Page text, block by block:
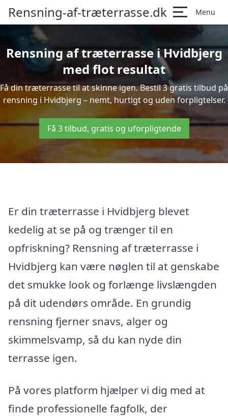
Rensning-af-træterrasse.dk Menu
Rensning af træterrasse i Hvidbjerg
med flot resultat
Få din træterrasse til at skinne igen. Bestil 3 gratis tilbud på
rensning i Hvidbjerg – nemt, hurtigt og uden forpligtelser.
Få 3 tilbud, gratis og uforpligtende
Er din træterrasse i Hvidbjerg blevet
kedelig at se på og trænger til en
opfriskning? Rensning af træterrasse i
Hvidbjerg kan være nøglen til at genskabe
det smukke look og forlænge livslængden
på dit udendørs område. En grundig
rensning fjerner snavs, alger og
skimmelsvamp, så du kan nyde din
terrasse igen.
På vores platform hjælper vi dig med at
finde professionelle fagfolk, der